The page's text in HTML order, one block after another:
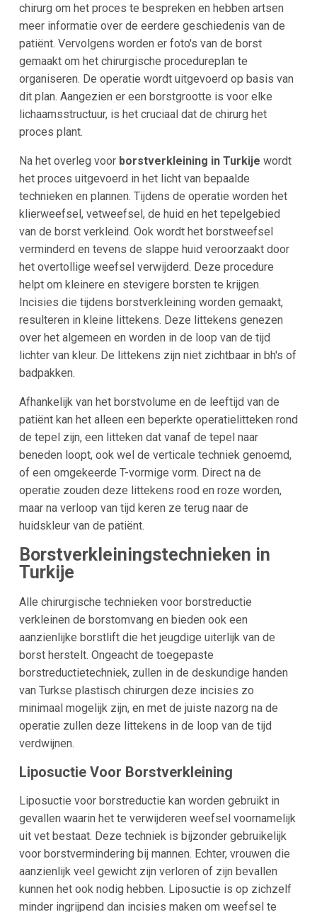
chirurg om het proces te bespreken en hebben artsen
meer informatie over de eerdere geschiedenis van de
patiënt. Vervolgens worden er foto's van de borst
gemaakt om het chirurgische procedureplan te
organiseren. De operatie wordt uitgevoerd op basis van
dit plan. Aangezien er een borstgrootte is voor elke
lichaamsstructuur, is het cruciaal dat de chirurg het
proces plant.
Na het overleg voor borstverkleining in Turkije wordt
het proces uitgevoerd in het licht van bepaalde
technieken en plannen. Tijdens de operatie worden het
klierweefsel, vetweefsel, de huid en het tepelgebied
van de borst verkleind. Ook wordt het borstweefsel
verminderd en tevens de slappe huid veroorzaakt door
het overtollige weefsel verwijderd. Deze procedure
helpt om kleinere en stevigere borsten te krijgen.
Incisies die tijdens borstverkleining worden gemaakt,
resulteren in kleine littekens. Deze littekens genezen
over het algemeen en worden in de loop van de tijd
lichter van kleur. De littekens zijn niet zichtbaar in bh's of
badpakken.
Afhankelijk van het borstvolume en de leeftijd van de
patiënt kan het alleen een beperkte operatielitteken rond
de tepel zijn, een litteken dat vanaf de tepel naar
beneden loopt, ook wel de verticale techniek genoemd,
of een omgekeerde T-vormige vorm. Direct na de
operatie zouden deze littekens rood en roze worden,
maar na verloop van tijd keren ze terug naar de
huidskleur van de patiënt.
Borstverkleiningstechnieken in
Turkije
Alle chirurgische technieken voor borstreductie
verkleinen de borstomvang en bieden ook een
aanzienlijke borstlift die het jeugdige uiterlijk van de
borst herstelt. Ongeacht de toegepaste
borstreductietechniek, zullen in de deskundige handen
van Turkse plastisch chirurgen deze incisies zo
minimaal mogelijk zijn, en met de juiste nazorg na de
operatie zullen deze littekens in de loop van de tijd
verdwijnen.
Liposuctie Voor Borstverkleining
Liposuctie voor borstreductie kan worden gebruikt in
gevallen waarin het te verwijderen weefsel voornamelijk
uit vet bestaat. Deze techniek is bijzonder gebruikelijk
voor borstvermindering bij mannen. Echter, vrouwen die
aanzienlijk veel gewicht zijn verloren of zijn bevallen
kunnen het ook nodig hebben. Liposuctie is op zichzelf
minder ingrijpend dan incisies maken om weefsel te